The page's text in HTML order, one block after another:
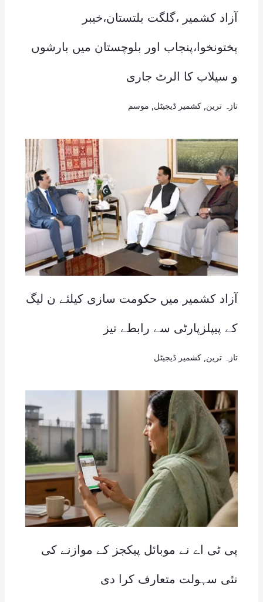
آزاد کشمیر ،گلگت بلتستان،خیبر
پختونخوا،پنجاب اور بلوچستان میں بارشوں
و سیلاب کا الرٹ جاری
تازہ ترین کشمیر ڈیجیٹل موسم
آزاد کشمیر میں حکومت سازی کیلئے ن لیگ
کے پیپلزپارٹی سے رابطے تیز
تازہ ترین کشمیر ڈیجیٹل
پی ٹی اے نے موبائل پیکجز کے موازنے کی
نئی سہولت متعارف کرا دی